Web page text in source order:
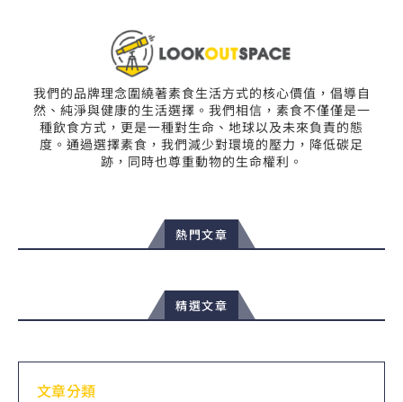
我們的品牌理念圍繞著素食生活方式的核心價值，倡導自
然、純淨與健康的生活選擇。我們相信，素食不僅僅是一
種飲食方式，更是一種對生命、地球以及未來負責的態
度。通過選擇素食，我們減少對環境的壓力，降低碳足
跡，同時也尊重動物的生命權利。
熱門文章
精選文章
文章分類